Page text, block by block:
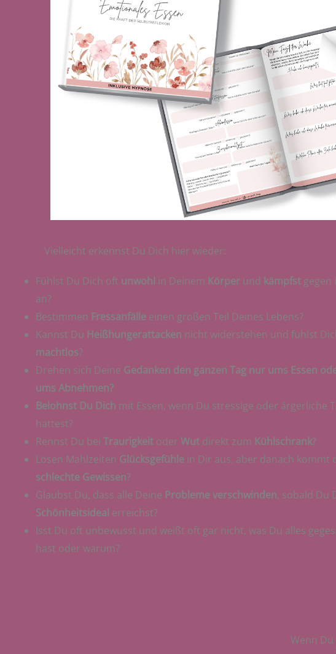
Vielleicht erkennst Du Dich hier wieder:
Fühlst Du Dich oft unwohl in Deinem Körper und kämpfst gegen
an?
Bestimmen Fressanfälle einen großen Teil Deines Lebens?
Kannst Du Heißhungerattacken nicht widerstehen und fühlst
machtlos?
Drehen sich Deine Gedanken den ganzen Tag nur ums Essen
ums Abnehmen?
Belohnst Du Dich mit Essen, wenn Du stressige oder ärgerliche
hattest?
Rennst Du bei Traurigkeit oder Wut direkt zum Kühlschrank?
Lösen Mahlzeiten Glücksgefühle in Dir aus, aber danach kommt
schlechte Gewissen?
Glaubst Du, dass alle Deine Probleme verschwinden, sobald Du
Schönheitsideal erreichst?
Isst Du oft unbewusst und weißt oft gar nicht, was Du alles
hast oder warum?
Wenn